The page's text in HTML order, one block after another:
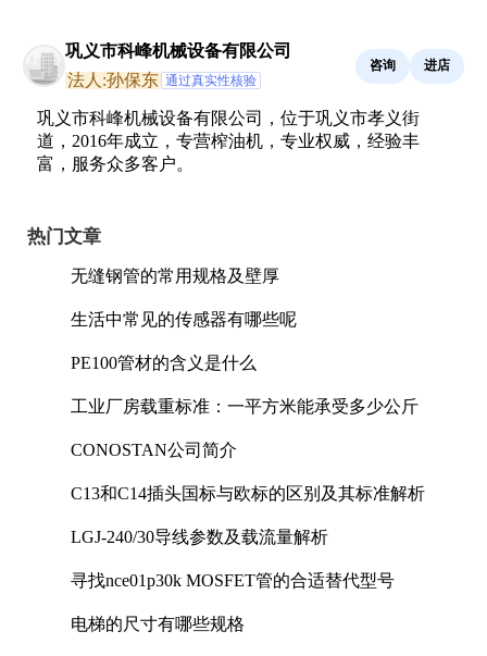
巩义市科峰机械设备有限公司
法人:孙保东 通过真实性核验
咨询 进店
巩义市科峰机械设备有限公司，位于巩义市孝义街
道，2016年成立，专营榨油机，专业权威，经验丰
富，服务众多客户。
热门文章
无缝钢管的常用规格及壁厚
生活中常见的传感器有哪些呢
PE100管材的含义是什么
工业厂房载重标准：一平方米能承受多少公斤
CONOSTAN公司简介
C13和C14插头国标与欧标的区别及其标准解析
LGJ-240/30导线参数及载流量解析
寻找nce01p30k MOSFET管的合适替代型号
电梯的尺寸有哪些规格